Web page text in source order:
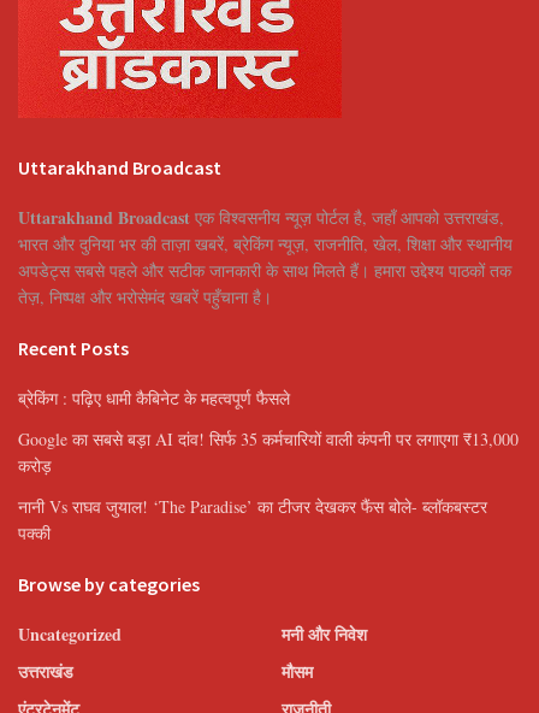
Uttarakhand Broadcast
Uttarakhand Broadcast एक विश्वसनीय न्यूज़ पोर्टल है, जहाँ आपको उत्तराखंड,
भारत और दुनिया भर की ताज़ा खबरें, ब्रेकिंग न्यूज़, राजनीति, खेल, शिक्षा और स्थानीय
अपडेट्स सबसे पहले और सटीक जानकारी के साथ मिलते हैं। हमारा उद्देश्य पाठकों तक
तेज़, निष्पक्ष और भरोसेमंद खबरें पहुँचाना है।
Recent Posts
ब्रेकिंग : पढ़िए धामी कैबिनेट के महत्वपूर्ण फैसले
Google का सबसे बड़ा AI दांव! सिर्फ 35 कर्मचारियों वाली कंपनी पर लगाएगा ₹13,000
करोड़
नानी Vs राघव जुयाल! ‘The Paradise’ का टीजर देखकर फैंस बोले- ब्लॉकबस्टर
पक्की
Browse by categories
Uncategorized
उत्तराखंड
मनी और निवेश
मौसम